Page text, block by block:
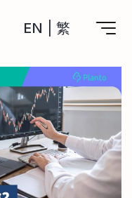
EN 繁